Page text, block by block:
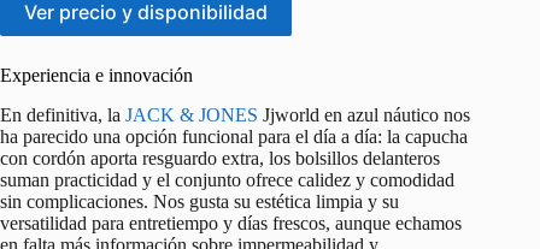
Ver precio y disponibilidad
Experiencia e innovación
En definitiva, la JACK & JONES Jjworld en azul náutico nos
ha parecido una opción funcional para el día a día: la capucha
con cordón aporta resguardo extra, los bolsillos delanteros
suman practicidad y el conjunto ofrece calidez y comodidad
sin complicaciones. Nos gusta su estética limpia y su
versatilidad para entretiempo y días frescos, aunque echamos
en falta más información sobre impermeabilidad y